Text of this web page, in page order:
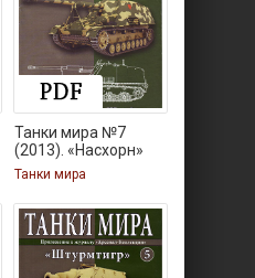
Танки мира №7
(2013). «Насхорн»
Танки мира